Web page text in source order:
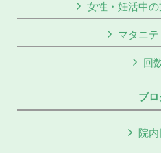
女性・妊活中
マタニ
回
ブロ
院